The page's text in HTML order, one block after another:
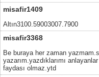
misafir1409
Altın3100.59003007.7900
misafir3368
Be buraya her zaman
yazarım.yazdıklarımı
faydası olmaz.ytd